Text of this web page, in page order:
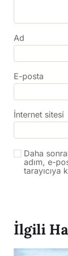
Ad
E-posta
İnternet sitesi
Daha
adım, e-
tarayıcıya
İlgili